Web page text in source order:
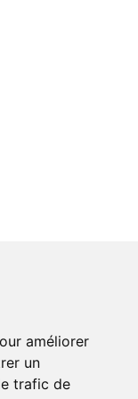
améliorer
un
trafic de